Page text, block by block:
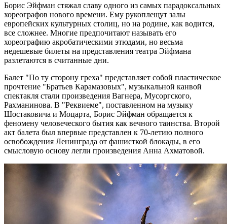
Борис Эйфман стяжал славу одного из самых парадоксальных
хореографов нового времени. Ему рукоплещут залы
европейских культурных столиц, но на родине, как водится,
все сложнее. Многие предпочитают называть его
хореографию акробатическими этюдами, но весьма
недешевые билеты на представления театра Эйфмана
разлетаются в считанные дни.
Балет "По ту сторону греха" представляет собой пластическое
прочтение "Братьев Карамазовых", музыкальной канвой
спектакля стали произведения Вагнера, Мусоргского,
Рахманинова. В "Реквиеме", поставленном на музыку
Шостаковича и Моцарта, Борис Эйфман обращается к
феномену человеческого бытия как вечного таинства. Второй
акт балета был впервые представлен к 70-летию полного
освобождения Ленинграда от фашисткой блокады, в его
смысловую основу легли произведения Анна Ахматовой.